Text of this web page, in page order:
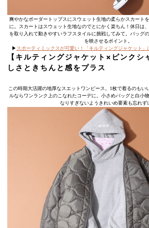
爽やかなボーダートップスにスウェット生地の柔らかスカート
に。スカートはスウェット生地なのでとにかく楽ちん！休日は
を取り入れて動きやすいラフスタイルに挑戦してみて。バッグ
を映させるポイント。
▶ スポーティミックスが可愛い！「キルティングジャケット」
【キルティングジャケット×ピンクシ
しさときちんと感をプラス
この時期大活躍の地厚なスエットワンピース。1枚で着るのもい
ルならワンランク上のこなれたコーデに。小さめバッグと白小
なりすぎないようきれいめ要素も忘れず